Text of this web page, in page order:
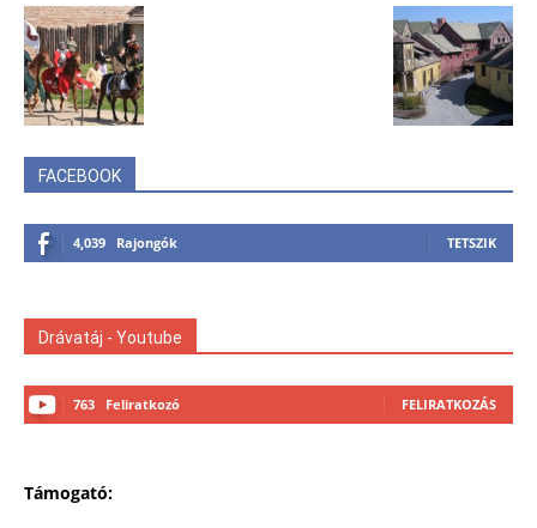
FACEBOOK
4,039 Rajongók TETSZIK
Drávatáj - Youtube
763 Feliratkozó FELIRATKOZÁS
Támogató: